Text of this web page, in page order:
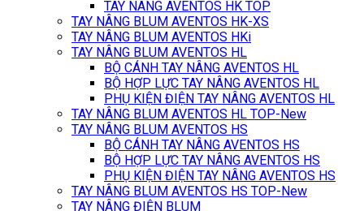
TAY NÂNG AVENTOS HK TOP
TAY NÂNG BLUM AVENTOS HK-XS
TAY NÂNG BLUM AVENTOS HKi
TAY NÂNG BLUM AVENTOS HL
BỘ CÁNH TAY NÂNG AVENTOS HL
BỘ HỢP LỰC TAY NÂNG AVENTOS HL
PHỤ KIỆN ĐIỆN TAY NÂNG AVENTOS HL
TAY NÂNG BLUM AVENTOS HL TOP-New
TAY NÂNG BLUM AVENTOS HS
BỘ CÁNH TAY NÂNG AVENTOS HS
BỘ HỢP LỰC TAY NÂNG AVENTOS HS
PHỤ KIỆN ĐIỆN TAY NÂNG AVENTOS HS
TAY NÂNG BLUM AVENTOS HS TOP-New
TAY NÂNG ĐIỆN BLUM